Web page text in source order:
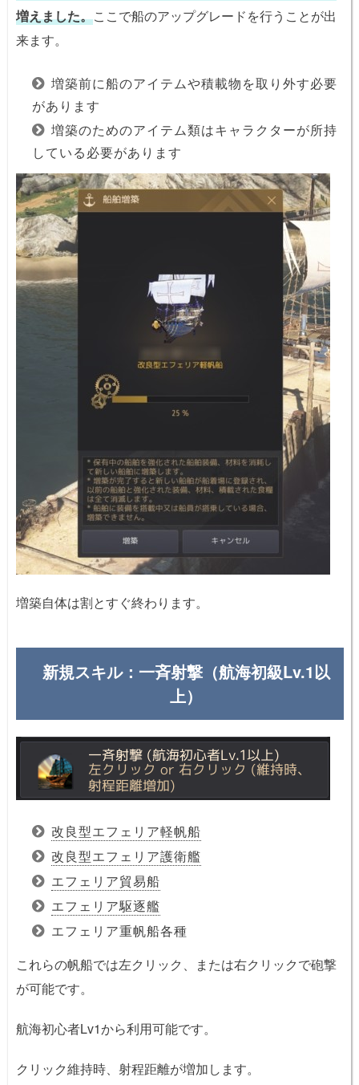
増えました。ここで船のアップグレードを行うことが出
来ます。
増築前に船のアイテムや積載物を取り外す必要
があります
増築のためのアイテム類はキャラクターが所持
している必要があります
増築自体は割とすぐ終わります。
新規スキル：一斉射撃（航海初級Lv.1以
上）
改良型エフェリア軽帆船
改良型エフェリア護衛艦
エフェリア貿易船
エフェリア駆逐艦
エフェリア重帆船各種
これらの帆船では左クリック、または右クリックで砲撃
が可能です。
航海初心者Lv1から利用可能です。
クリック維持時、射程距離が増加します。